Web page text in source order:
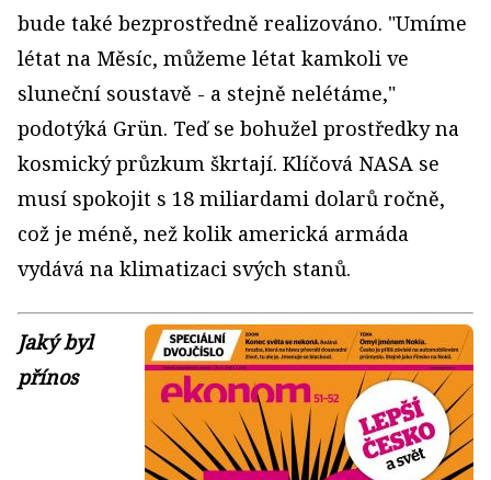
bude také bezprostředně realizováno. "Umíme
létat na Měsíc, můžeme létat kamkoli ve
sluneční soustavě - a stejně nelétáme,"
podotýká Grün. Teď se bohužel prostředky na
kosmický průzkum škrtají. Klíčová NASA se
musí spokojit s 18 miliardami dolarů ročně,
což je méně, než kolik americká armáda
vydává na klimatizaci svých stanů.
Jaký byl
přínos